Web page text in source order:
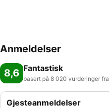
Anmeldelser
8,6 Fantastisk
basert på 8 020 vurderinger
Gjesteanmeldelser